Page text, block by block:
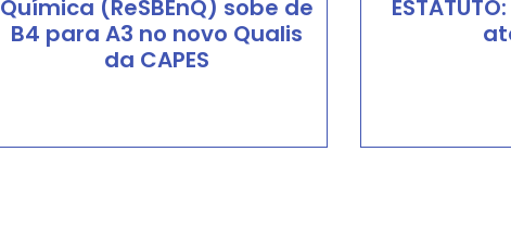
Química (ReSBEnQ) sobe de
B4 para A3 no novo Qualis
da CAPES